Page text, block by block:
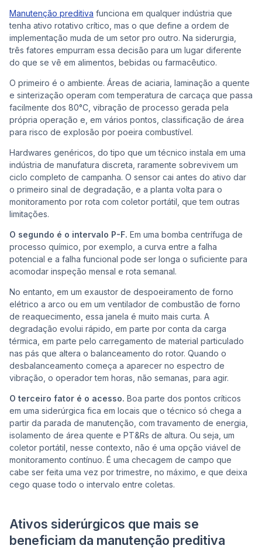
Manutenção preditiva funciona em qualquer indústria que
tenha ativo rotativo crítico, mas o que define a ordem de
implementação muda de um setor pro outro. Na siderurgia,
três fatores empurram essa decisão para um lugar diferente
do que se vê em alimentos, bebidas ou farmacêutico.
O primeiro é o ambiente. Áreas de aciaria, laminação a quente
e sinterização operam com temperatura de carcaça que passa
facilmente dos 80°C, vibração de processo gerada pela
própria operação e, em vários pontos, classificação de área
para risco de explosão por poeira combustível.
Hardwares genéricos, do tipo que um técnico instala em uma
indústria de manufatura discreta, raramente sobrevivem um
ciclo completo de campanha. O sensor cai antes do ativo dar
o primeiro sinal de degradação, e a planta volta para o
monitoramento por rota com coletor portátil, que tem outras
limitações.
O segundo é o intervalo P-F. Em uma bomba centrífuga de
processo químico, por exemplo, a curva entre a falha
potencial e a falha funcional pode ser longa o suficiente para
acomodar inspeção mensal e rota semanal.
No entanto, em um exaustor de despoeiramento de forno
elétrico a arco ou em um ventilador de combustão de forno
de reaquecimento, essa janela é muito mais curta. A
degradação evolui rápido, em parte por conta da carga
térmica, em parte pelo carregamento de material particulado
nas pás que altera o balanceamento do rotor. Quando o
desbalanceamento começa a aparecer no espectro de
vibração, o operador tem horas, não semanas, para agir.
O terceiro fator é o acesso. Boa parte dos pontos críticos
em uma siderúrgica fica em locais que o técnico só chega a
partir da parada de manutenção, com travamento de energia,
isolamento de área quente e PT&Rs de altura. Ou seja, um
coletor portátil, nesse contexto, não é uma opção viável de
monitoramento contínuo. É uma checagem de campo que
cabe ser feita uma vez por trimestre, no máximo, e que deixa
cego quase todo o intervalo entre coletas.
Ativos siderúrgicos que mais se
beneficiam da manutenção preditiva